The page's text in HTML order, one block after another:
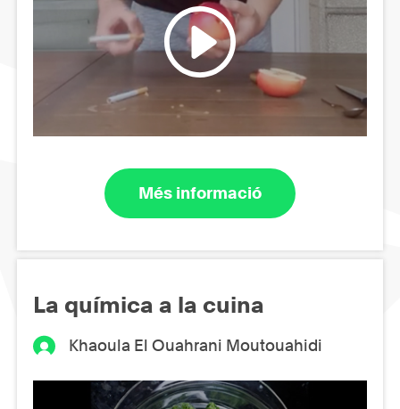
Més informació
La química a la cuina
Khaoula El Ouahrani Moutouahidi